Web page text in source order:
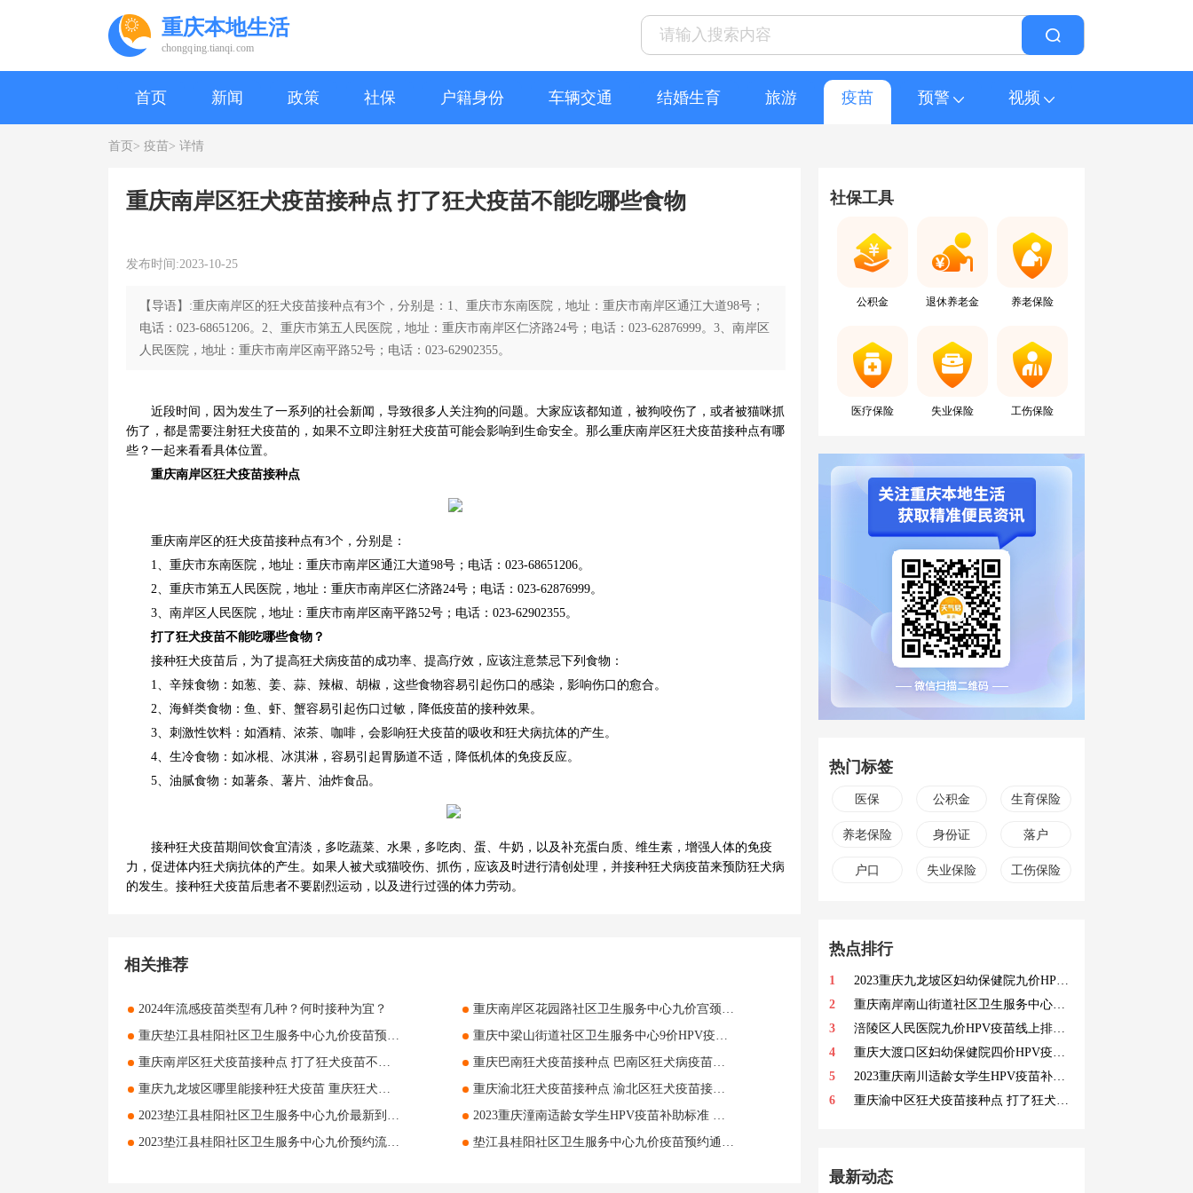
重庆本地生活
chongqing.tianqi.com
首页 新闻 政策 社保 户籍身份 车辆交通 结婚生育 旅游 疫苗 预警 视频
首页> 疫苗> 详情
重庆南岸区狂犬疫苗接种点 打了狂犬疫苗不能吃哪些食物
发布时间:2023-10-25
【导语】:重庆南岸区的狂犬疫苗接种点有3个，分别是：1、重庆市东南医院，地址：重庆市南岸区通江大道98号；
电话：023-68651206。2、重庆市第五人民医院，地址：重庆市南岸区仁济路24号；电话：023-62876999。3、南岸区
人民医院，地址：重庆市南岸区南平路52号；电话：023-62902355。
近段时间，因为发生了一系列的社会新闻，导致很多人关注狗的问题。大家应该都知道，被狗咬伤了，或者被猫咪抓
伤了，都是需要注射狂犬疫苗的，如果不立即注射狂犬疫苗可能会影响到生命安全。那么重庆南岸区狂犬疫苗接种点有哪
些？一起来看看具体位置。
重庆南岸区狂犬疫苗接种点
重庆南岸区的狂犬疫苗接种点有3个，分别是：
1、重庆市东南医院，地址：重庆市南岸区通江大道98号；电话：023-68651206。
2、重庆市第五人民医院，地址：重庆市南岸区仁济路24号；电话：023-62876999。
3、南岸区人民医院，地址：重庆市南岸区南平路52号；电话：023-62902355。
打了狂犬疫苗不能吃哪些食物？
接种狂犬疫苗后，为了提高狂犬病疫苗的成功率、提高疗效，应该注意禁忌下列食物：
1、辛辣食物：如葱、姜、蒜、辣椒、胡椒，这些食物容易引起伤口的感染，影响伤口的愈合。
2、海鲜类食物：鱼、虾、蟹容易引起伤口过敏，降低疫苗的接种效果。
3、刺激性饮料：如酒精、浓茶、咖啡，会影响狂犬疫苗的吸收和狂犬病抗体的产生。
4、生冷食物：如冰棍、冰淇淋，容易引起胃肠道不适，降低机体的免疫反应。
5、油腻食物：如薯条、薯片、油炸食品。
接种狂犬疫苗期间饮食宜清淡，多吃蔬菜、水果，多吃肉、蛋、牛奶，以及补充蛋白质、维生素，增强人体的免疫
力，促进体内狂犬病抗体的产生。如果人被犬或猫咬伤、抓伤，应该及时进行清创处理，并接种狂犬病疫苗来预防狂犬病
的发生。接种狂犬疫苗后患者不要剧烈运动，以及进行过强的体力劳动。
相关推荐
2024年流感疫苗类型有几种？何时接种为宜？
重庆南岸区花园路社区卫生服务中心九价宫颈癌疫苗预约登记开始 南岸区花园路社区九价宫颈癌疫苗预约
重庆垫江县桂阳社区卫生服务中心九价疫苗预约通知 重庆垫江县桂阳社区卫生服务中心九价疫苗预约指南
重庆中梁山街道社区卫生服务中心9价HPV疫苗预约 中梁山街道社区卫生服务中心9价预约时间
重庆南岸区狂犬疫苗接种点 打了狂犬疫苗不能吃哪些食物
重庆巴南狂犬疫苗接种点 巴南区狂犬病疫苗在哪里打
重庆九龙坡区哪里能接种狂犬疫苗 重庆狂犬疫苗接种医院名单一览
重庆渝北狂犬疫苗接种点 渝北区狂犬疫苗接种地址
2023垫江县桂阳社区卫生服务中心九价最新到苗消息 2023垫江县桂阳社区卫生服务中心九价预约流程
2023重庆潼南适龄女学生HPV疫苗补助标准 潼南适龄女学生HPV疫苗接种补助项目
2023垫江县桂阳社区卫生服务中心九价预约流程 垫江县桂阳社区卫生服务中心九价预约最新时间
垫江县桂阳社区卫生服务中心九价疫苗预约通知 2023垫江县桂阳社区卫生服务中心最新到苗消息
社保工具
公积金 退休养老金 养老保险
医疗保险 失业保险 工伤保险
热门标签
医保 公积金 生育保险
养老保险 身份证 落户
户口 失业保险 工伤保险
热点排行
1
2023重庆九龙坡区妇幼保健院九价HPV疫苗预约时间 2023重庆九龙坡区妇幼保健院九价HPV疫苗预约方式
2
重庆南岸南山街道社区卫生服务中心九价预约时间 南山街道社区卫生服务中心九价预约入口
3
涪陵区人民医院九价HPV疫苗线上排队预订指南 2023涪陵区人民医院九价HPV疫苗预约流程
4
重庆大渡口区妇幼保健院四价HPV疫苗接种通知 接种疫苗的注意事项
5
2023重庆南川适龄女学生HPV疫苗补助标准 南川初二女学生接种HPV疫苗政府补助
6
重庆渝中区狂犬疫苗接种点 打了狂犬疫苗不能吃哪些食物
最新动态